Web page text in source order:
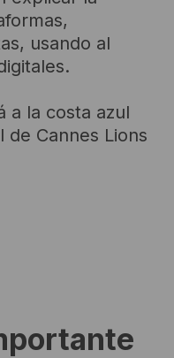
usando al
a la costa azul
de Cannes Lions